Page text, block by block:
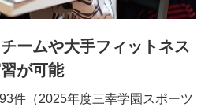
ームや大手フィットネス
が可能
件（2025年度三幸学園スポーツ